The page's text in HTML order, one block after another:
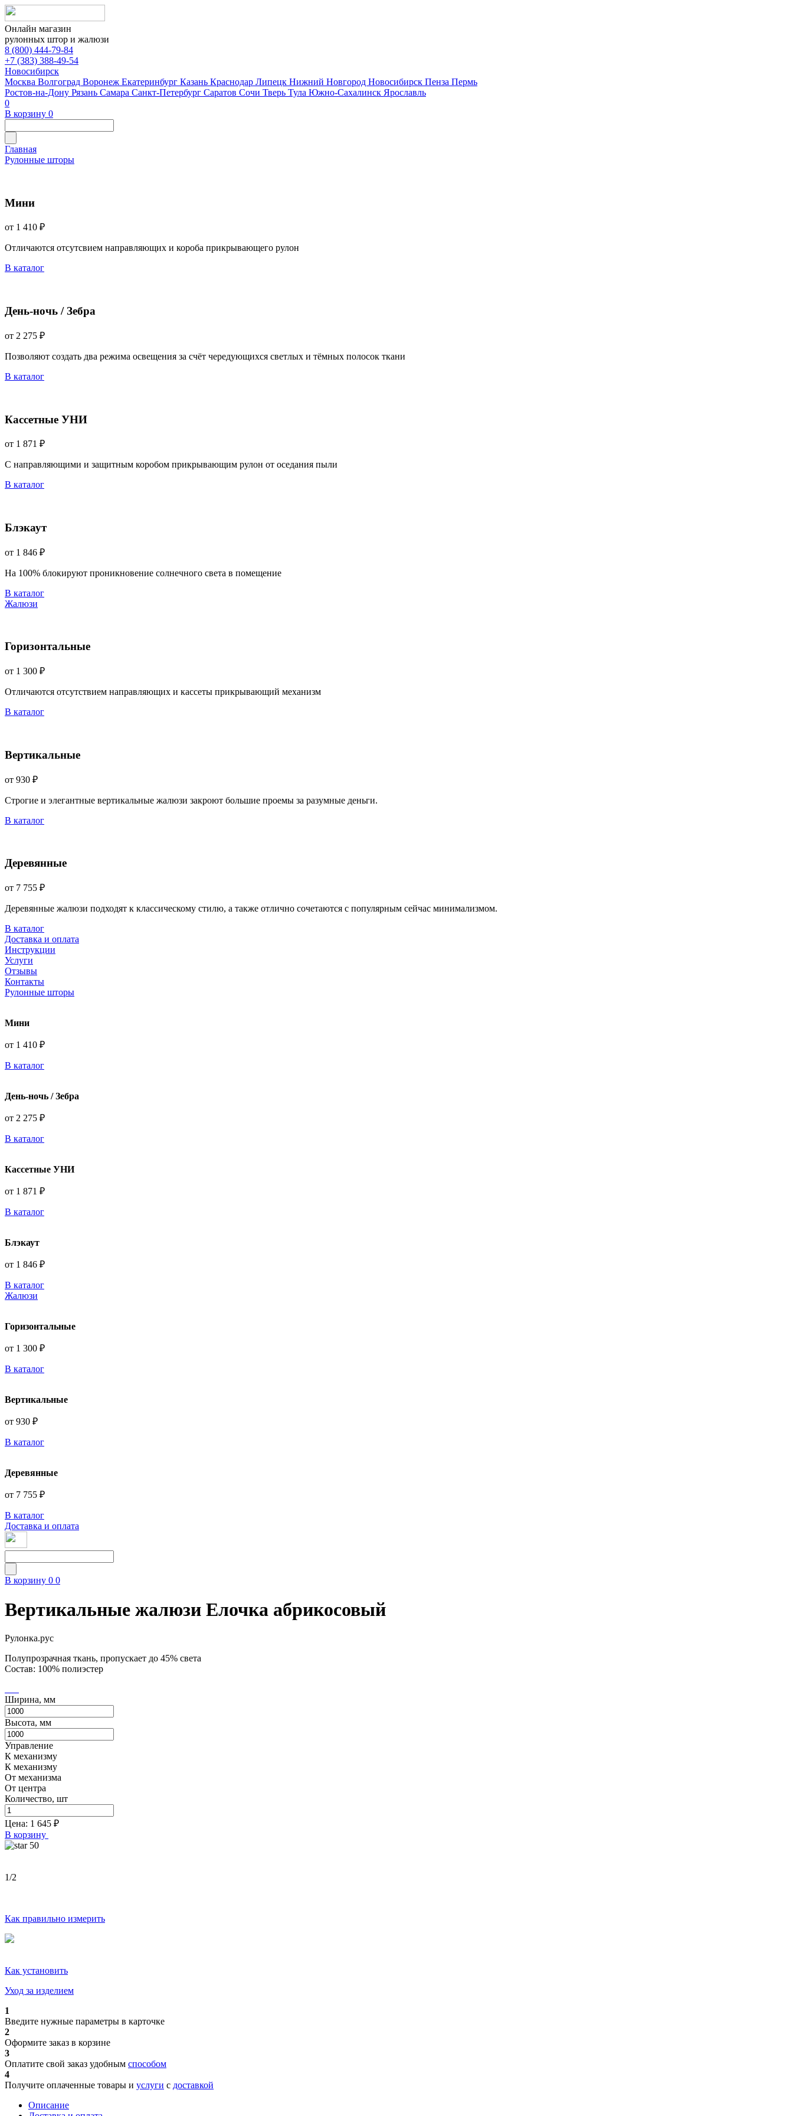
Онлайн магазин
рулонных штор и жалюзи
8 (800) 444-79-84
+7 (383) 388-49-54
Новосибирск
Москва Волгоград Воронеж Екатеринбург Казань Краснодар Липецк Нижний Новгород Новосибирск Пенза Пермь
Ростов-на-Дону Рязань Самара Санкт-Петербург Саратов Сочи Тверь Тула Южно-Сахалинск Ярославль
0
В корзину 0
Главная
Рулонные шторы
Мини
от 1 410 ₽
Отличаются отсутсвием направляющих и короба прикрывающего рулон
В каталог
День-ночь / Зебра
от 2 275 ₽
Позволяют создать два режима освещения за счёт чередующихся светлых и тёмных полосок ткани
В каталог
Кассетные УНИ
от 1 871 ₽
С направляющими и защитным коробом прикрывающим рулон от оседания пыли
В каталог
Блэкаут
от 1 846 ₽
На 100% блокируют проникновение солнечного света в помещение
В каталог
Жалюзи
Горизонтальные
от 1 300 ₽
Отличаются отсутствием направляющих и кассеты прикрывающий механизм
В каталог
Вертикальные
от 930 ₽
Строгие и элегантные вертикальные жалюзи закроют большие проемы за разумные деньги.
В каталог
Деревянные
от 7 755 ₽
Деревянные жалюзи подходят к классическому стилю, а также отлично сочетаются с популярным сейчас минимализмом.
В каталог
Доставка и оплата
Инструкции
Услуги
Отзывы
Контакты
Рулонные шторы
Мини
от 1 410 ₽
В каталог
День-ночь / Зебра
от 2 275 ₽
В каталог
Кассетные УНИ
от 1 871 ₽
В каталог
Блэкаут
от 1 846 ₽
В каталог
Жалюзи
Горизонтальные
от 1 300 ₽
В каталог
Вертикальные
от 930 ₽
В каталог
Деревянные
от 7 755 ₽
В каталог
Доставка и оплата
В корзину 0 0
Вертикальные жалюзи Елочка абрикосовый
Рулонка.рус
Полупрозрачная ткань, пропускает до 45% света
Состав: 100% полиэстер
Ширина, мм
Высота, мм
Управление
К механизму
К механизму
От механизма
От центра
Количество, шт
Цена: 1 645 ₽
В корзину
50
1/2
Как правильно измерить
Как установить
Уход за изделием
1
Введите нужные параметры в карточке
2
Оформите заказ в корзине
3
Оплатите свой заказ удобным способом
4
Получите оплаченные товары и услуги с доставкой
Описание